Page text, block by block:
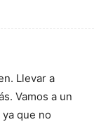
Llevar a
Vamos a un
que no